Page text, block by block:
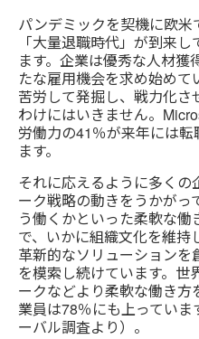
Facebook
TwitterPinterest
パンデミックを契機に欧米
「大量退職時代」が到来
ます。企業は優秀な人材
たな雇用機会を求め始めて
苦労して発掘し、戦力化さ
わけにはいきません。
労働力の41％が来年には
ます。
それに応えるように多く
ーク戦略の動きをうかがっ
う働くかといった柔軟な
で、いかに組織文化を維持
革新的なソリューション
を模索し続けています。世
ークなどより柔軟な働き方
業員は78％にも上ってい
ーバル調査より）。